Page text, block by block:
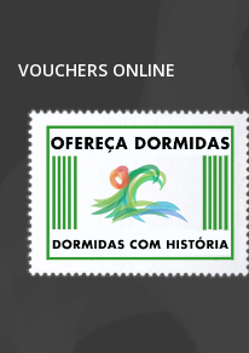
VOUCHERS ONLINE